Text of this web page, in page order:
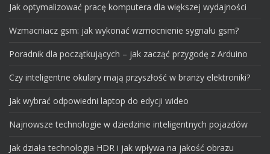
Jak optymalizować pracę komputera dla większej wydajności
Wzmacniacz gsm: jak wykonać wzmocnienie sygnału gsm?
Poradnik dla początkujących – jak zacząć przygodę z Arduino
Czy inteligentne okulary mają przyszłość w branży elektroniki?
Jak wybrać odpowiedni laptop do edycji wideo
Najnowsze technologie w dziedzinie inteligentnych pojazdów
Jak działa technologia HDR i jak wpływa na jakość obrazu